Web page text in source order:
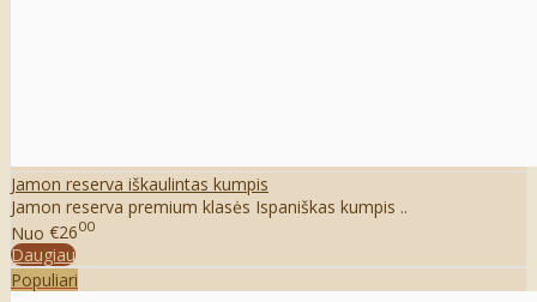
Jamon reserva iškaulintas kumpis
Jamon reserva premium klasės Ispaniškas kumpis ..
Nuo €2600
Daugiau
Populiari